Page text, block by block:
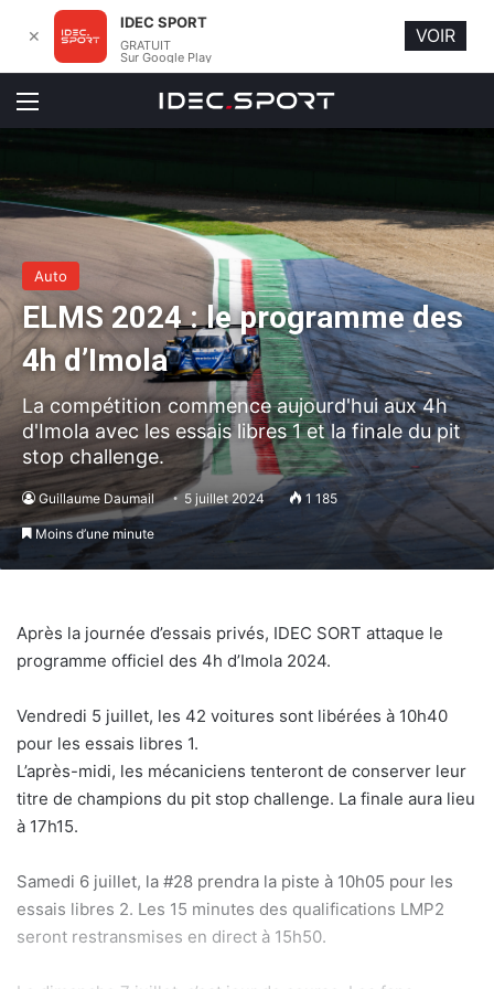
Menu
Auto
ELMS 2024 : le programme des
4h d’Imola
La compétition commence aujourd'hui aux 4h
d'Imola avec les essais libres 1 et la finale du pit
stop challenge.
Guillaume Daumail 5 juillet 2024 1 185
Moins d’une minute
Après la journée d’essais privés, IDEC SORT attaque le
programme officiel des 4h d’Imola 2024.
Vendredi 5 juillet, les 42 voitures sont libérées à 10h40
pour les essais libres 1.
L’après-midi, les mécaniciens tenteront de conserver leur
titre de champions du pit stop challenge. La finale aura lieu
à 17h15.
Samedi 6 juillet, la #28 prendra la piste à 10h05 pour les
essais libres 2. Les 15 minutes des qualifications LMP2
seront restransmises en direct à 15h50.
✕
IDEC SPORT
GRATUIT
Sur Google Play
VOIR